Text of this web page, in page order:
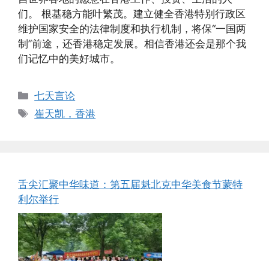
们。 根基稳方能叶繁茂。建立健全香港特别行政区
维护国家安全的法律制度和执行机制，将保“一国两
制”前途，还香港稳定发展。相信香港还会是那个我
们记忆中的美好城市。
Categories
七天言论
Tags
崔天凯，香港
舌尖汇聚中华味道：第五届魁北克中华美食节蒙特
利尔举行